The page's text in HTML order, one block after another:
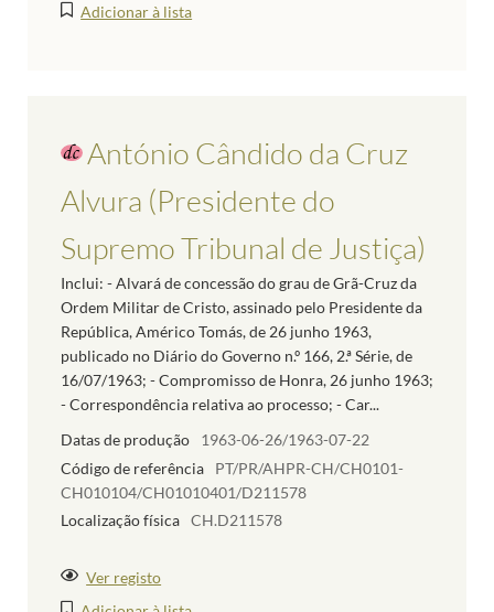
Adicionar à lista
António Cândido da Cruz
Alvura (Presidente do
Supremo Tribunal de Justiça)
Inclui: - Alvará de concessão do grau de Grã-Cruz da
Ordem Militar de Cristo, assinado pelo Presidente da
República, Américo Tomás, de 26 junho 1963,
publicado no Diário do Governo n.º 166, 2.ª Série, de
16/07/1963; - Compromisso de Honra, 26 junho 1963;
- Correspondência relativa ao processo; - Car...
Datas de produção
1963-06-26/1963-07-22
Código de referência
PT/PR/AHPR-CH/CH0101-
CH010104/CH01010401/D211578
Localização física CH.D211578
Ver registo